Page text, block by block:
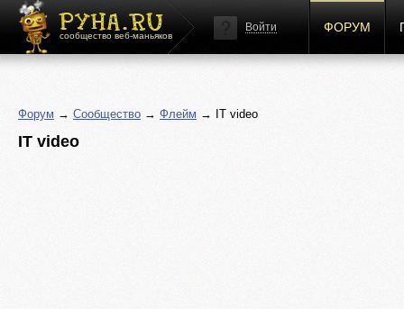
сообщество веб-маньяков
Войти ФОРУМ
Форум → Сообщество → Флейм → IT video
IT video